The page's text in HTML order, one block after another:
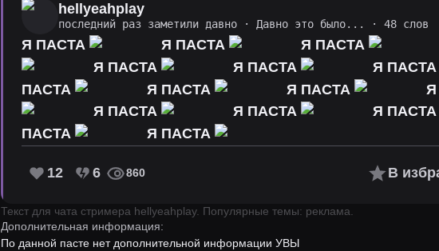
hellyeahplay
последний раз заметили давно · Давно это было... · 48 слов
Я ПАСТА Я ПАСТА Я ПАСТА
Я ПАСТА
Я ПАСТА Я ПАСТА
ПАСТА
Я ПАСТА Я ПАСТА
Я ПАСТА
Я ПАСТА Я ПАСТА
ПАСТА
Я ПАСТА
12 6 860 В
Текст для чата стримера hellyeahplay. Популярные темы: реклама.
Дополнительная информация:
По данной пасте нет дополнительной информации УВЫ